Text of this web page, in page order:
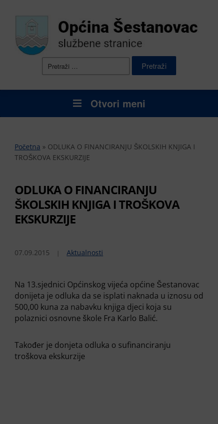
Otvori meni
Početna » ODLUKA O FINANCIRANJU ŠKOLSKIH KNJIGA I
TROŠKOVA EKSKURZIJE
ODLUKA O FINANCIRANJU
ŠKOLSKIH KNJIGA I TROŠKOVA
EKSKURZIJE
07.09.2015 Aktualnosti
Na 13.sjednici Općinskog vijeća općine Šestanovac
donijeta je odluka da se isplati naknada u iznosu od
500,00 kuna za nabavku knjiga djeci koja su
polaznici osnovne škole Fra Karlo Balić.
Također je donjeta odluka o sufinanciranju
troškova ekskurzije